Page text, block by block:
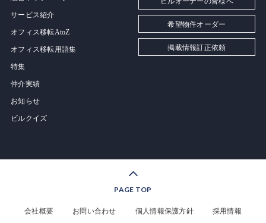
サービス紹介
オフィス移転AtoZ
オフィス移転用語集
特集
仲介実績
お知らせ
ビルクイズ
希望物件オーダー
掲載情報訂正依頼
PAGE TOP
会社概要 お問い合わせ 個人情報保護方針 採用情報